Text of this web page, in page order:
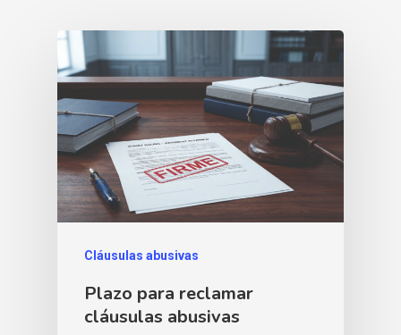
Cláusulas abusivas
Plazo para reclamar
cláusulas abusivas